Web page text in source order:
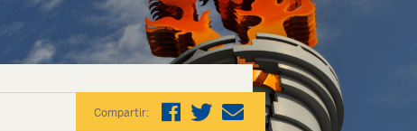
Compartir: